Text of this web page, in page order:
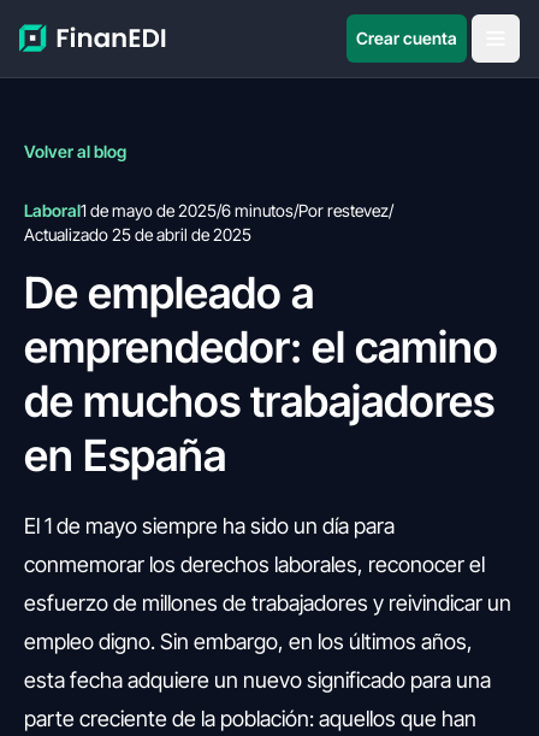
Crear cuenta
Volver al blog
Laboral1 de mayo de 2025/6 minutos/Por restevez/
Actualizado 25 de abril de 2025
De empleado a
emprendedor: el camino
de muchos trabajadores
en España
El 1 de mayo siempre ha sido un día para
conmemorar los derechos laborales, reconocer el
esfuerzo de millones de trabajadores y reivindicar un
empleo digno. Sin embargo, en los últimos años,
esta fecha adquiere un nuevo significado para una
parte creciente de la población: aquellos que han